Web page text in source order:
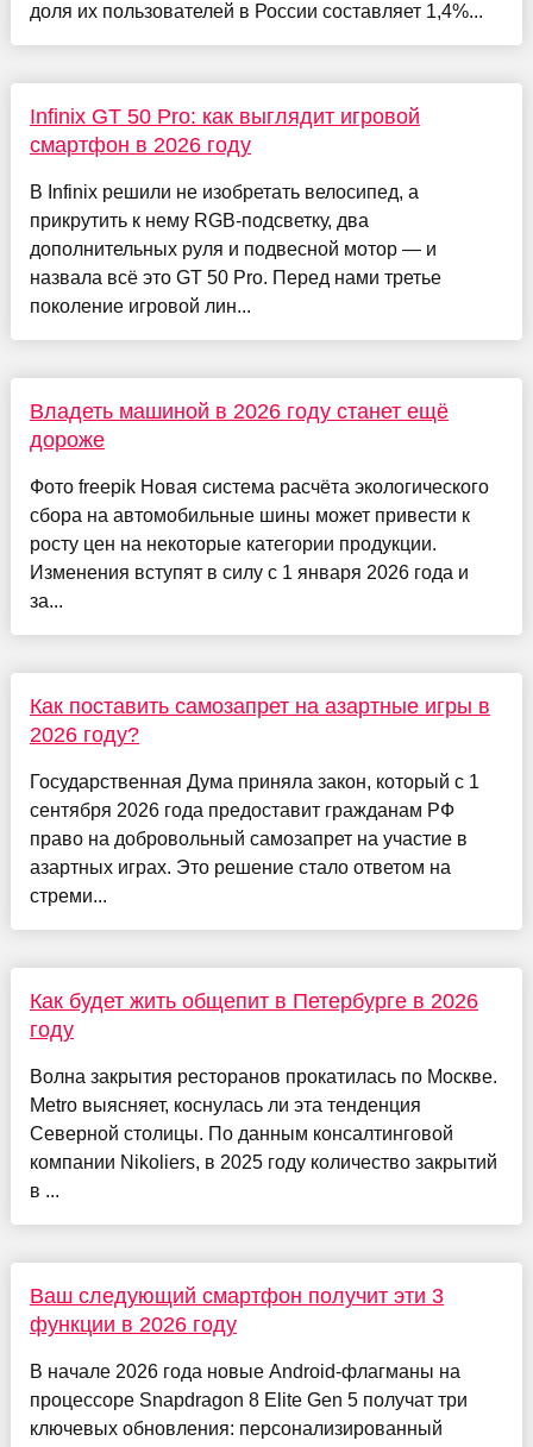
доля их пользователей в России составляет 1,4%...
Infinix GT 50 Pro: как выглядит игровой
смартфон в 2026 году
В Infinix решили не изобретать велосипед, а
прикрутить к нему RGB-подсветку, два
дополнительных руля и подвесной мотор — и
назвала всё это GT 50 Pro. Перед нами третье
поколение игровой лин...
Владеть машиной в 2026 году станет ещё
дороже
Фото freepik Новая система расчёта экологического
сбора на автомобильные шины может привести к
росту цен на некоторые категории продукции.
Изменения вступят в силу с 1 января 2026 года и
за...
Как поставить самозапрет на азартные игры в
2026 году?
Государственная Дума приняла закон, который с 1
сентября 2026 года предоставит гражданам РФ
право на добровольный самозапрет на участие в
азартных играх. Это решение стало ответом на
стреми...
Как будет жить общепит в Петербурге в 2026
году
Волна закрытия ресторанов прокатилась по Москве.
Metro выясняет, коснулась ли эта тенденция
Северной столицы. По данным консалтинговой
компании Nikoliers, в 2025 году количество закрытий
в ...
Ваш следующий смартфон получит эти 3
функции в 2026 году
В начале 2026 года новые Android-флагманы на
процессоре Snapdragon 8 Elite Gen 5 получат три
ключевых обновления: персонализированный